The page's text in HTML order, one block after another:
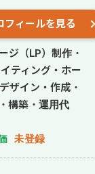
月連続KPI達成し
ングとSNS/Disの
止画、動画、LP
改善知見を有して
フィールを見る
ジ（LP）制作・
ティング・ホー
ザイン・作成・
構築・運用代
未登録